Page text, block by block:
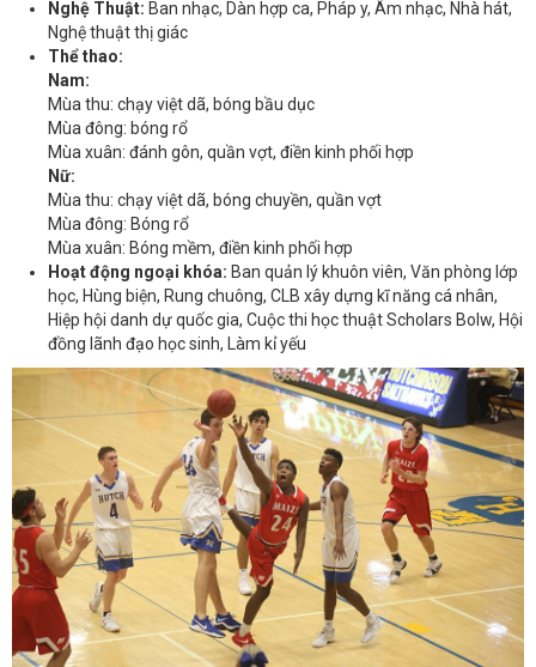
Nghệ Thuật: Ban nhạc, Dàn hợp ca, Pháp y, Âm nhạc, Nhà hát,
Nghệ thuật thị giác
Thể thao:
Nam:
Mùa thu: chạy việt dã, bóng bầu dục
Mùa đông: bóng rổ
Mùa xuân: đánh gôn, quần vợt, điền kinh phối hợp
Nữ:
Mùa thu: chạy việt dã, bóng chuyền, quần vợt
Mùa đông: Bóng rổ
Mùa xuân: Bóng mềm, điền kinh phối hợp
Hoạt động ngoại khóa: Ban quản lý khuôn viên, Văn phòng lớp
học, Hùng biện, Rung chuông, CLB xây dựng kĩ năng cá nhân,
Hiệp hội danh dự quốc gia, Cuộc thi học thuật Scholars Bolw, Hội
đồng lãnh đạo học sinh, Làm kỉ yếu